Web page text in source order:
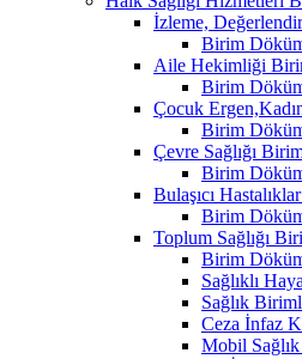
İzleme,
Birim
Aile Hekimliği
Birim
Çocuk
Birim
Çevre Sağlığı
Birim
Bulaşıcı
Birim
Toplum Sağlığı
Birim
Sağlıklı
Sağlık
Ceza İnfaz
Mobil